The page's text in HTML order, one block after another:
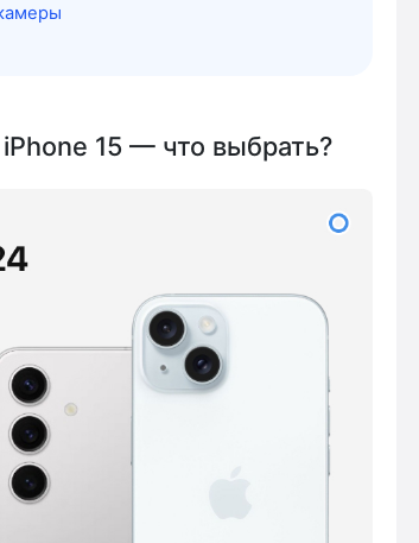
15 — что выбрать?